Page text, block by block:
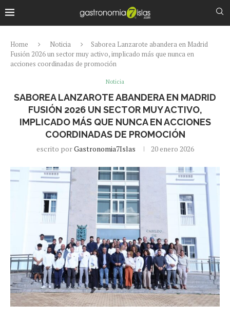
Home Noticia
Saborea Lanzarote abandera en Madrid
Fusión 2026 un sector muy activo, implicado más que nunca en
acciones coordinadas de promoción
Noticia
SABOREA LANZAROTE ABANDERA EN MADRID
FUSIÓN 2026 UN SECTOR MUY ACTIVO,
IMPLICADO MÁS QUE NUNCA EN ACCIONES
COORDINADAS DE PROMOCIÓN
escrito porGastronomia7Islas 20 enero 2026